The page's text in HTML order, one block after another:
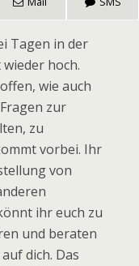
Tagen in der
hoch.
wie auch
zur
zu
vorbei. Ihr
von
ihr euch zu
und beraten
dich. Das